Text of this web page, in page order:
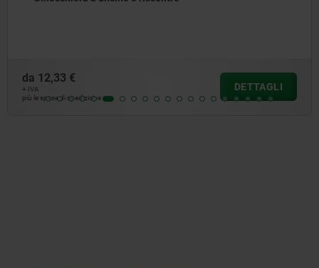
da 12,33 €
+ IVA
più le spese di spedizione
DETTAGLI